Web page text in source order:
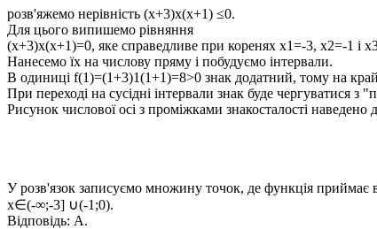
розв'яжемо нерівність (x+3)x(x+1) ≤0.
Для цього випишемо рівняння
(x+3)x(x+1)=0, яке справедливе при коренях x1=-3, x2=-1 і
Нанесемо їх на числову пряму і побудуємо інтервали.
В одиниці f(1)=(1+3)1(1+1)=8>0 знак додатний, тому на
При переході на сусідні інтервали знак буде чергуватися з
Рисунок числової осі з проміжками знакосталості наведено
У розв'язок записуємо множину точок, де функція приймає
x∈(-∞;-3] ∪(-1;0).
Відповідь: А.